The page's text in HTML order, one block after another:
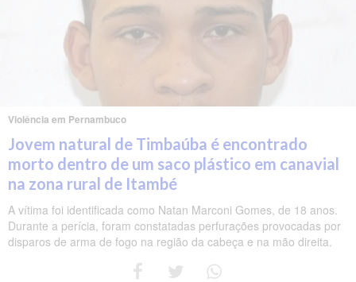
Violência em Pernambuco
Jovem natural de Timbaúba é encontrado
morto dentro de um saco plástico em canavial
na zona rural de Itambé
A vítima foi identificada como Natan Marconi Gomes, de 18 anos.
Durante a perícia, foram constatadas perfurações provocadas por
disparos de arma de fogo na região da cabeça e na mão direita.